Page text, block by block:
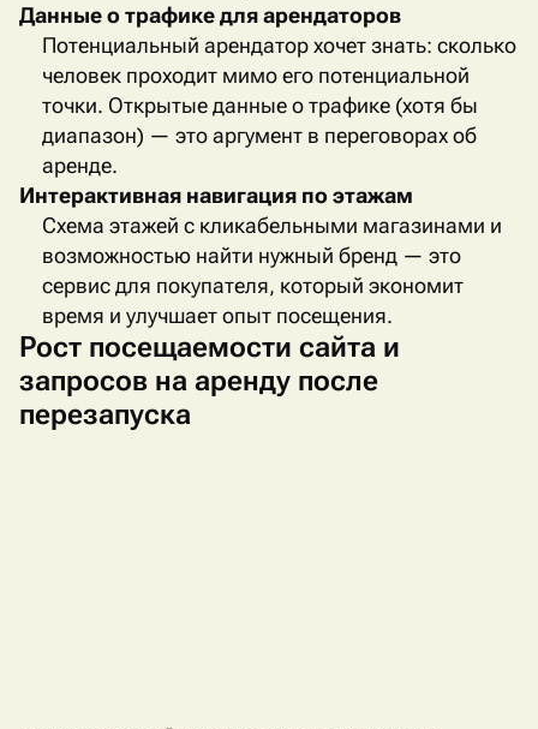
Данные о трафике для арендаторов
Потенциальный арендатор хочет знать: сколько
человек проходит мимо его потенциальной
точки. Открытые данные о трафике (хотя бы
диапазон) — это аргумент в переговорах об
аренде.
Интерактивная навигация по этажам
Схема этажей с кликабельными магазинами и
возможностью найти нужный бренд — это
сервис для покупателя, который экономит
время и улучшает опыт посещения.
Рост посещаемости сайта и
запросов на аренду после
перезапуска